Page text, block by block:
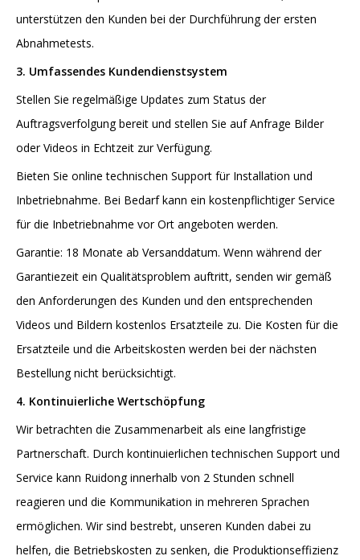
unterstützen den Kunden bei der Durchführung der ersten
Abnahmetests.
3. Umfassendes Kundendienstsystem
Stellen Sie regelmäßige Updates zum Status der
Auftragsverfolgung bereit und stellen Sie auf Anfrage Bilder
oder Videos in Echtzeit zur Verfügung.
Bieten Sie online technischen Support für Installation und
Inbetriebnahme. Bei Bedarf kann ein kostenpflichtiger Service
für die Inbetriebnahme vor Ort angeboten werden.
Garantie: 18 Monate ab Versanddatum. Wenn während der
Garantiezeit ein Qualitätsproblem auftritt, senden wir gemäß
den Anforderungen des Kunden und den entsprechenden
Videos und Bildern kostenlos Ersatzteile zu. Die Kosten für die
Ersatzteile und die Arbeitskosten werden bei der nächsten
Bestellung nicht berücksichtigt.
4. Kontinuierliche Wertschöpfung
Wir betrachten die Zusammenarbeit als eine langfristige
Partnerschaft. Durch kontinuierlichen technischen Support und
Service kann Ruidong innerhalb von 2 Stunden schnell
reagieren und die Kommunikation in mehreren Sprachen
ermöglichen. Wir sind bestrebt, unseren Kunden dabei zu
helfen, die Betriebskosten zu senken, die Produktionseffizienz